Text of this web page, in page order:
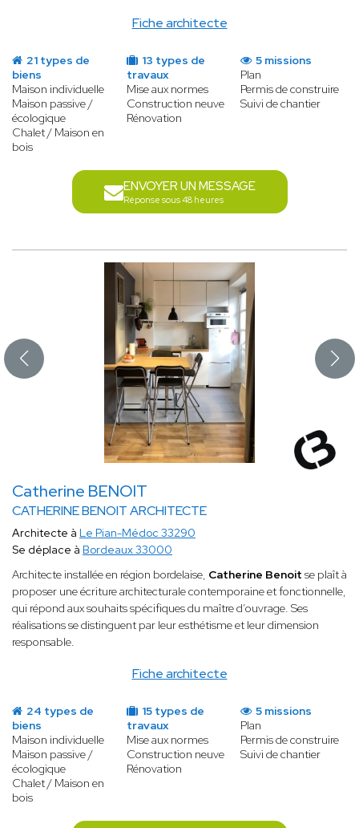
Fiche architecte
21 types de
biens
Maison individuelle
Maison passive /
écologique
Chalet / Maison en
bois
13 types de
travaux
Mise aux normes
Construction neuve
Rénovation
5 missions
Plan
Permis de construire
Suivi de chantier
ENVOYER UN MESSAGE
Réponse sous 48 heures
Catherine BENOIT
CATHERINE BENOIT ARCHITECTE
Fiche architecte
Architecte à Le Pian-Médoc 33290
Se déplace à Bordeaux 33000
Architecte installée en région bordelaise, Catherine Benoit se plaît à
proposer une écriture architecturale contemporaine et fonctionnelle,
qui répond aux souhaits spécifiques du maître d’ouvrage. Ses
réalisations se distinguent par leur esthétisme et leur dimension
responsable.
24 types de
biens
Maison individuelle
Maison passive /
écologique
Chalet / Maison en
bois
15 types de
travaux
Mise aux normes
Construction neuve
Rénovation
5 missions
Plan
Permis de construire
Suivi de chantier